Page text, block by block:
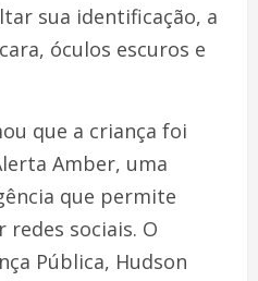
sua identificação, a
óculos escuros e
que a criança foi
Amber, uma
que permite
sociais. O
Pública, Hudson